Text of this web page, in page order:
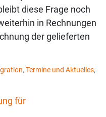
diese Frage noch
in Rechnungen
der gelieferten
, Termine und Aktuelles,
für